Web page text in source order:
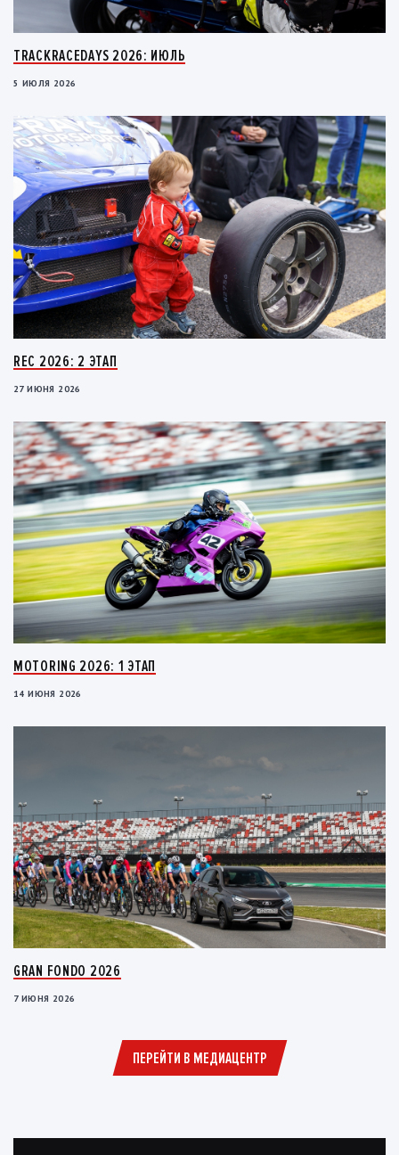
TRACKRACEDAYS 2026: ИЮЛЬ
5 ИЮЛЯ 2026
REC 2026: 2 ЭТАП
27 ИЮНЯ 2026
MOTORING 2026: 1 ЭТАП
14 ИЮНЯ 2026
GRAN FONDO 2026
7 ИЮНЯ 2026
ПЕРЕЙТИ В МЕДИАЦЕНТР